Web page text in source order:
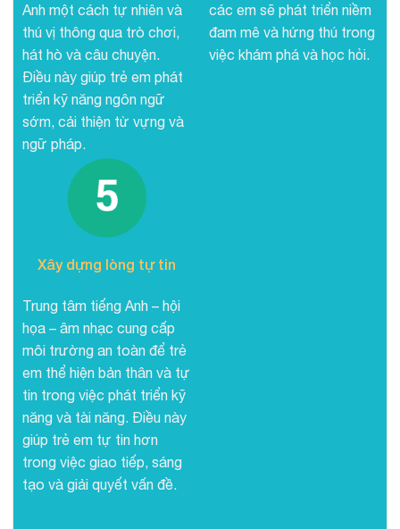
Anh một cách tự nhiên và
thú vị thông qua trò chơi,
hát hò và câu chuyện.
Điều này giúp trẻ em phát
triển kỹ năng ngôn ngữ
sớm, cải thiện từ vựng và
ngữ pháp.
các em sẽ phát triển niềm
đam mê và hứng thú trong
việc khám phá và học hỏi.
Xây dựng lòng tự tin
Trung tâm tiếng Anh – hội
họa – âm nhạc cung cấp
môi trường an toàn để trẻ
em thể hiện bản thân và tự
tin trong việc phát triển kỹ
năng và tài năng. Điều này
giúp trẻ em tự tin hơn
trong việc giao tiếp, sáng
tạo và giải quyết vấn đề.